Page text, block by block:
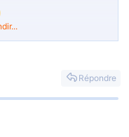
POSTE UN MESSAGE,
Répondre